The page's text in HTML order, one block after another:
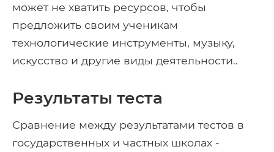
может не хватить ресурсов, чтобы
предложить своим ученикам
технологические инструменты, музыку,
искусство и другие виды деятельности..
Результаты теста
Сравнение между результатами тестов в
государственных и частных школах -